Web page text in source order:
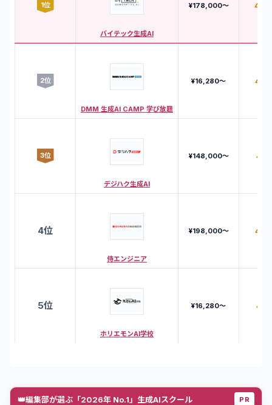
1位
バイテック生成AI
¥178,000〜
2位
DMM 生成AI CAMP 学び放題
¥16,280〜
3位
デジハク生成AI
¥148,000〜
4位
侍エンジニア
¥198,000〜
5位
ホリエモンAI学校
¥16,280〜
👑編集部が選ぶ「2026年 No.1」生成AIスクール PR